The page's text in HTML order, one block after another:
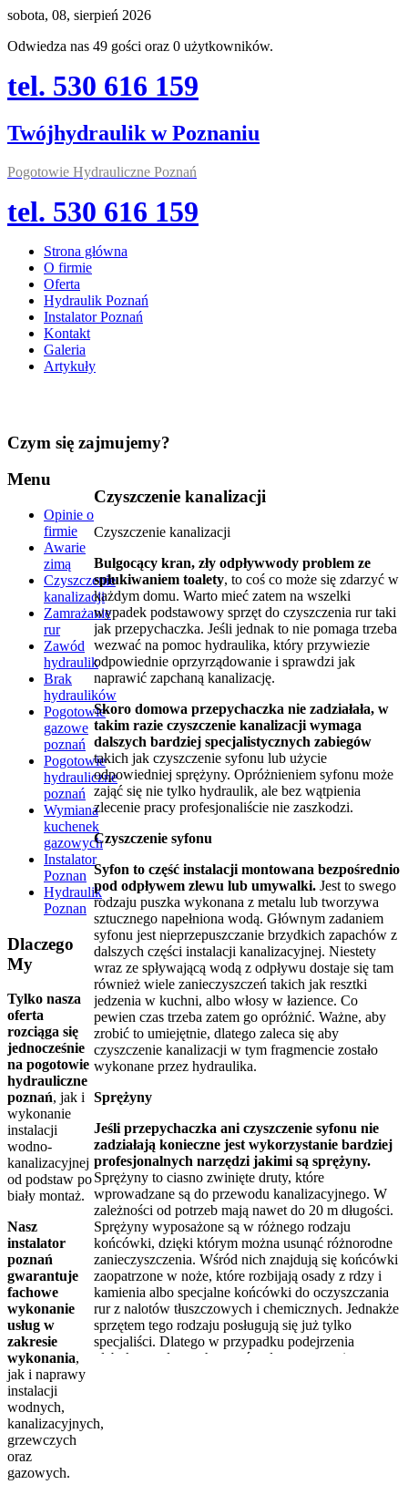
sobota, 08, sierpień 2026
Odwiedza nas 49 gości oraz 0 użytkowników.
tel. 530 616 159
Twójhydraulik w Poznaniu
Pogotowie Hydrauliczne Poznań
tel. 530 616 159
Strona główna
O firmie
Oferta
Hydraulik Poznań
Instalator Poznań
Kontakt
Galeria
Artykuły
Czym się zajmujemy?
Czyszczenie kanalizacji
Czyszczenie kanalizacji
Bulgocący kran, zły odpływwody problem ze
spłukiwaniem toalety, to coś co może się zdarzyć w
każdym domu. Warto mieć zatem na wszelki
wypadek podstawowy sprzęt do czyszczenia rur taki
jak przepychaczka. Jeśli jednak to nie pomaga trzeba
wezwać na pomoc hydraulika, który przywiezie
odpowiednie oprzyrządowanie i sprawdzi jak
naprawić zapchaną kanalizację.
Skoro domowa przepychaczka nie zadziałała, w
takim razie czyszczenie kanalizacji wymaga
dalszych bardziej specjalistycznych zabiegów
takich jak czyszczenie syfonu lub użycie
odpowiedniej sprężyny. Opróżnieniem syfonu może
zająć się nie tylko hydraulik, ale bez wątpienia
zlecenie pracy profesjonaliście nie zaszkodzi.
Czyszczenie syfonu
Syfon to część instalacji montowana bezpośrednio
pod odpływem zlewu lub umywalki. Jest to swego
rodzaju puszka wykonana z metalu lub tworzywa
sztucznego napełniona wodą. Głównym zadaniem
syfonu jest nieprzepuszczanie brzydkich zapachów z
dalszych części instalacji kanalizacyjnej. Niestety
wraz ze spływającą wodą z odpływu dostaje się tam
również wiele zanieczyszczeń takich jak resztki
jedzenia w kuchni, albo włosy w łazience. Co
pewien czas trzeba zatem go opróżnić. Ważne, aby
zrobić to umiejętnie, dlatego zaleca się aby
czyszczenie kanalizacji w tym fragmencie zostało
wykonane przez hydraulika.
Sprężyny
Jeśli przepychaczka ani czyszczenie syfonu nie
zadziałają konieczne jest wykorzystanie bardziej
profesjonalnych narzędzi jakimi są sprężyny.
Sprężyny to ciasno zwinięte druty, które
wprowadzane są do przewodu kanalizacyjnego. W
zależności od potrzeb mają nawet do 20 m długości.
Sprężyny wyposażone są w różnego rodzaju
końcówki, dzięki którym można usunąć różnorodne
zanieczyszczenia. Wśród nich znajdują się końcówki
zaopatrzone w noże, które rozbijają osady z rdzy i
kamienia albo specjalne końcówki do oczyszczania
rur z nalotów tłuszczowych i chemicznych. Jednakże
sprzętem tego rodzaju posługują się już tylko
specjaliści. Dlatego w przypadku podejrzenia
głęboko osadzonych zatorów do czyszczenia
Menu
Opinie o
firmie
Awarie
zimą
Czyszczenie
kanalizacji
Zamrażanie
rur
Zawód
hydraulik
Brak
hydraulików
Pogotowie
gazowe
poznań
Pogotowie
hydrauliczne
poznań
Wymiana
kuchenek
gazowych
Instalator
Poznan
Hydraulik
Poznan
Dlaczego
My
Tylko nasza
oferta
rozciąga się
jednocześnie
na pogotowie
hydrauliczne
poznań, jak i
wykonanie
instalacji
wodno-
kanalizacyjnej
od podstaw po
biały montaż.
Nasz
instalator
poznań
gwarantuje
fachowe
wykonanie
usług w
zakresie
wykonania,
jak i naprawy
instalacji
wodnych,
kanalizacyjnych,
grzewczych
oraz
gazowych.